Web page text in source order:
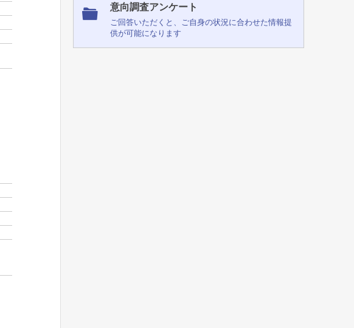
意向調査アンケート
ご回答いただくと、ご自身の状況に合わせた情報提
供が可能になります